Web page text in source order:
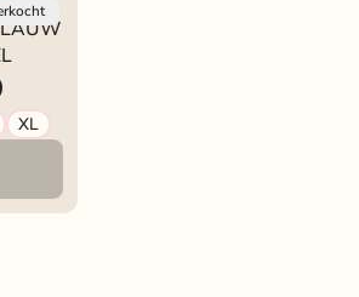
XL